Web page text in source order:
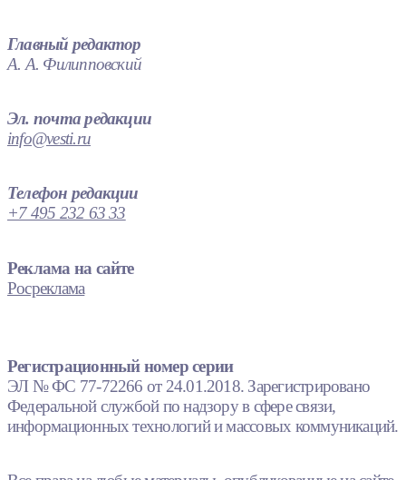
Главный редактор
А. А. Филипповский
Эл. почта редакции
info@vesti.ru
Телефон редакции
+7 495 232 63 33
Реклама на сайте
Росреклама
Регистрационный номер серии
ЭЛ № ФС 77-72266 от 24.01.2018. Зарегистрировано
Федеральной службой по надзору в сфере связи,
информационных технологий и массовых коммуникаций.